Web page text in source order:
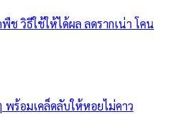
ช วิธีใช้ให้ได้ผล ลดรากเน่า โคน
พร้อมเคล็ดลับให้หอยไม่คาว